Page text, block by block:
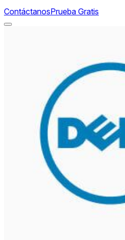
ContáctanosPrueba Gratis